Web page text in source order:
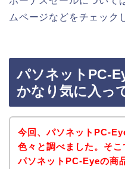
ムページなどをチェック
パソネットPC-
かなり気に入っ
今回、パソネットPC-
色々と調べました。そこ
パソネットPC-Eyeの商